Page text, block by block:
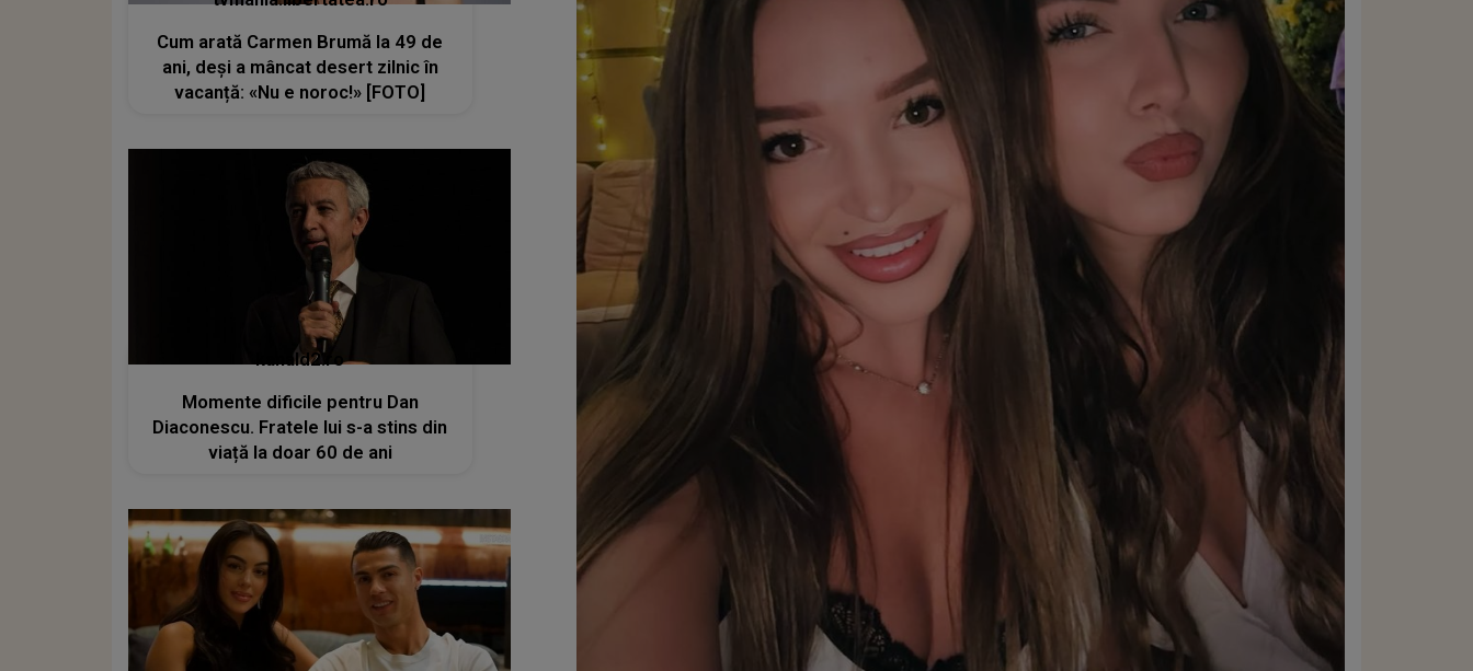
Cum arată Carmen Brumă la 49 de
ani, deși a mâncat desert zilnic în
vacanță: «Nu e noroc!» [FOTO]
kanald2.ro
Momente dificile pentru Dan
Diaconescu. Fratele lui s-a stins din
viață la doar 60 de ani